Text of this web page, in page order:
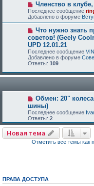
Членство в
Последнее сообщение
Добавлено в форуме
Что нужно знать
советов! (Geely
UPD 12.01.21
Последнее сообщение
Добавлено в форуме
Ответы: 109
Обмен: 20"
шины)
Последнее сообщение
Ответы: 2
Новая тема
Отметить все темы как
ПРАВА ДОСТУПА